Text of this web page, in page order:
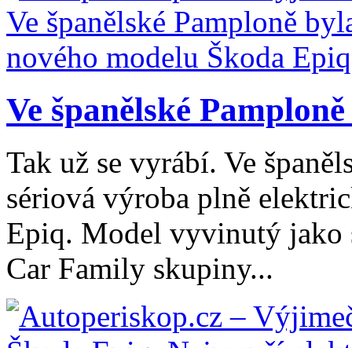
Ve španělské
Tak už se vyrábí. Ve
sériová výroba plně
Epiq. Model vyvinutý jako
Car Family skupiny...